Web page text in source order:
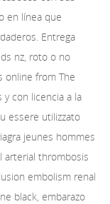
en línea que
Entrega
nz, roto o no
online from The
con licencia a la
essere utilizzato
jeunes hommes
arterial thrombosis
embolism renal
black, embarazo